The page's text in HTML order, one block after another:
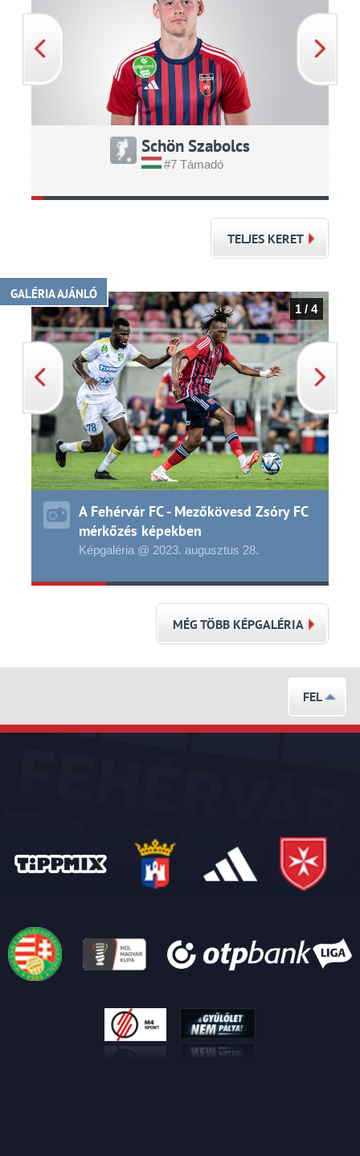
Schön Szabolcs
#7 Támadó
TELJES KERET
GALÉRIA AJÁNLÓ
A Fehérvár FC - Mezőkövesd Zsóry FC
mérkőzés képekben
Képgaléria @ 2023. augusztus 28.
1 / 4
MÉG TÖBB KÉPGALÉRIA
FEL